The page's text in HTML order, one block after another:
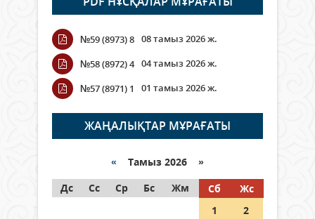
мыңнан астам көрерменнің
қауіпсіздігін қамтамасыз етті
06 тамыз 2026 ж.
Wi-Fi ҚАБЫРҒА АРҚЫЛЫ ҚАЛАЙ
ӨТЕДІ?
06 тамыз 2026 ж. 279
граждане Казахстана,
05 тамыз 2026 ж. 161
№59 (8973) 8 08 тамыз 2026 ж.
№58 (8972) 4 04 тамыз 2026 ж.
№57 (8971) 1
01 тамыз 2026 ж.
ЖАҢАЛЫҚТАР МҰРАҒАТЫ
« Тамыз 2026 »
Дс
Сс Ср Бс Жм Сб
Жс
1
2